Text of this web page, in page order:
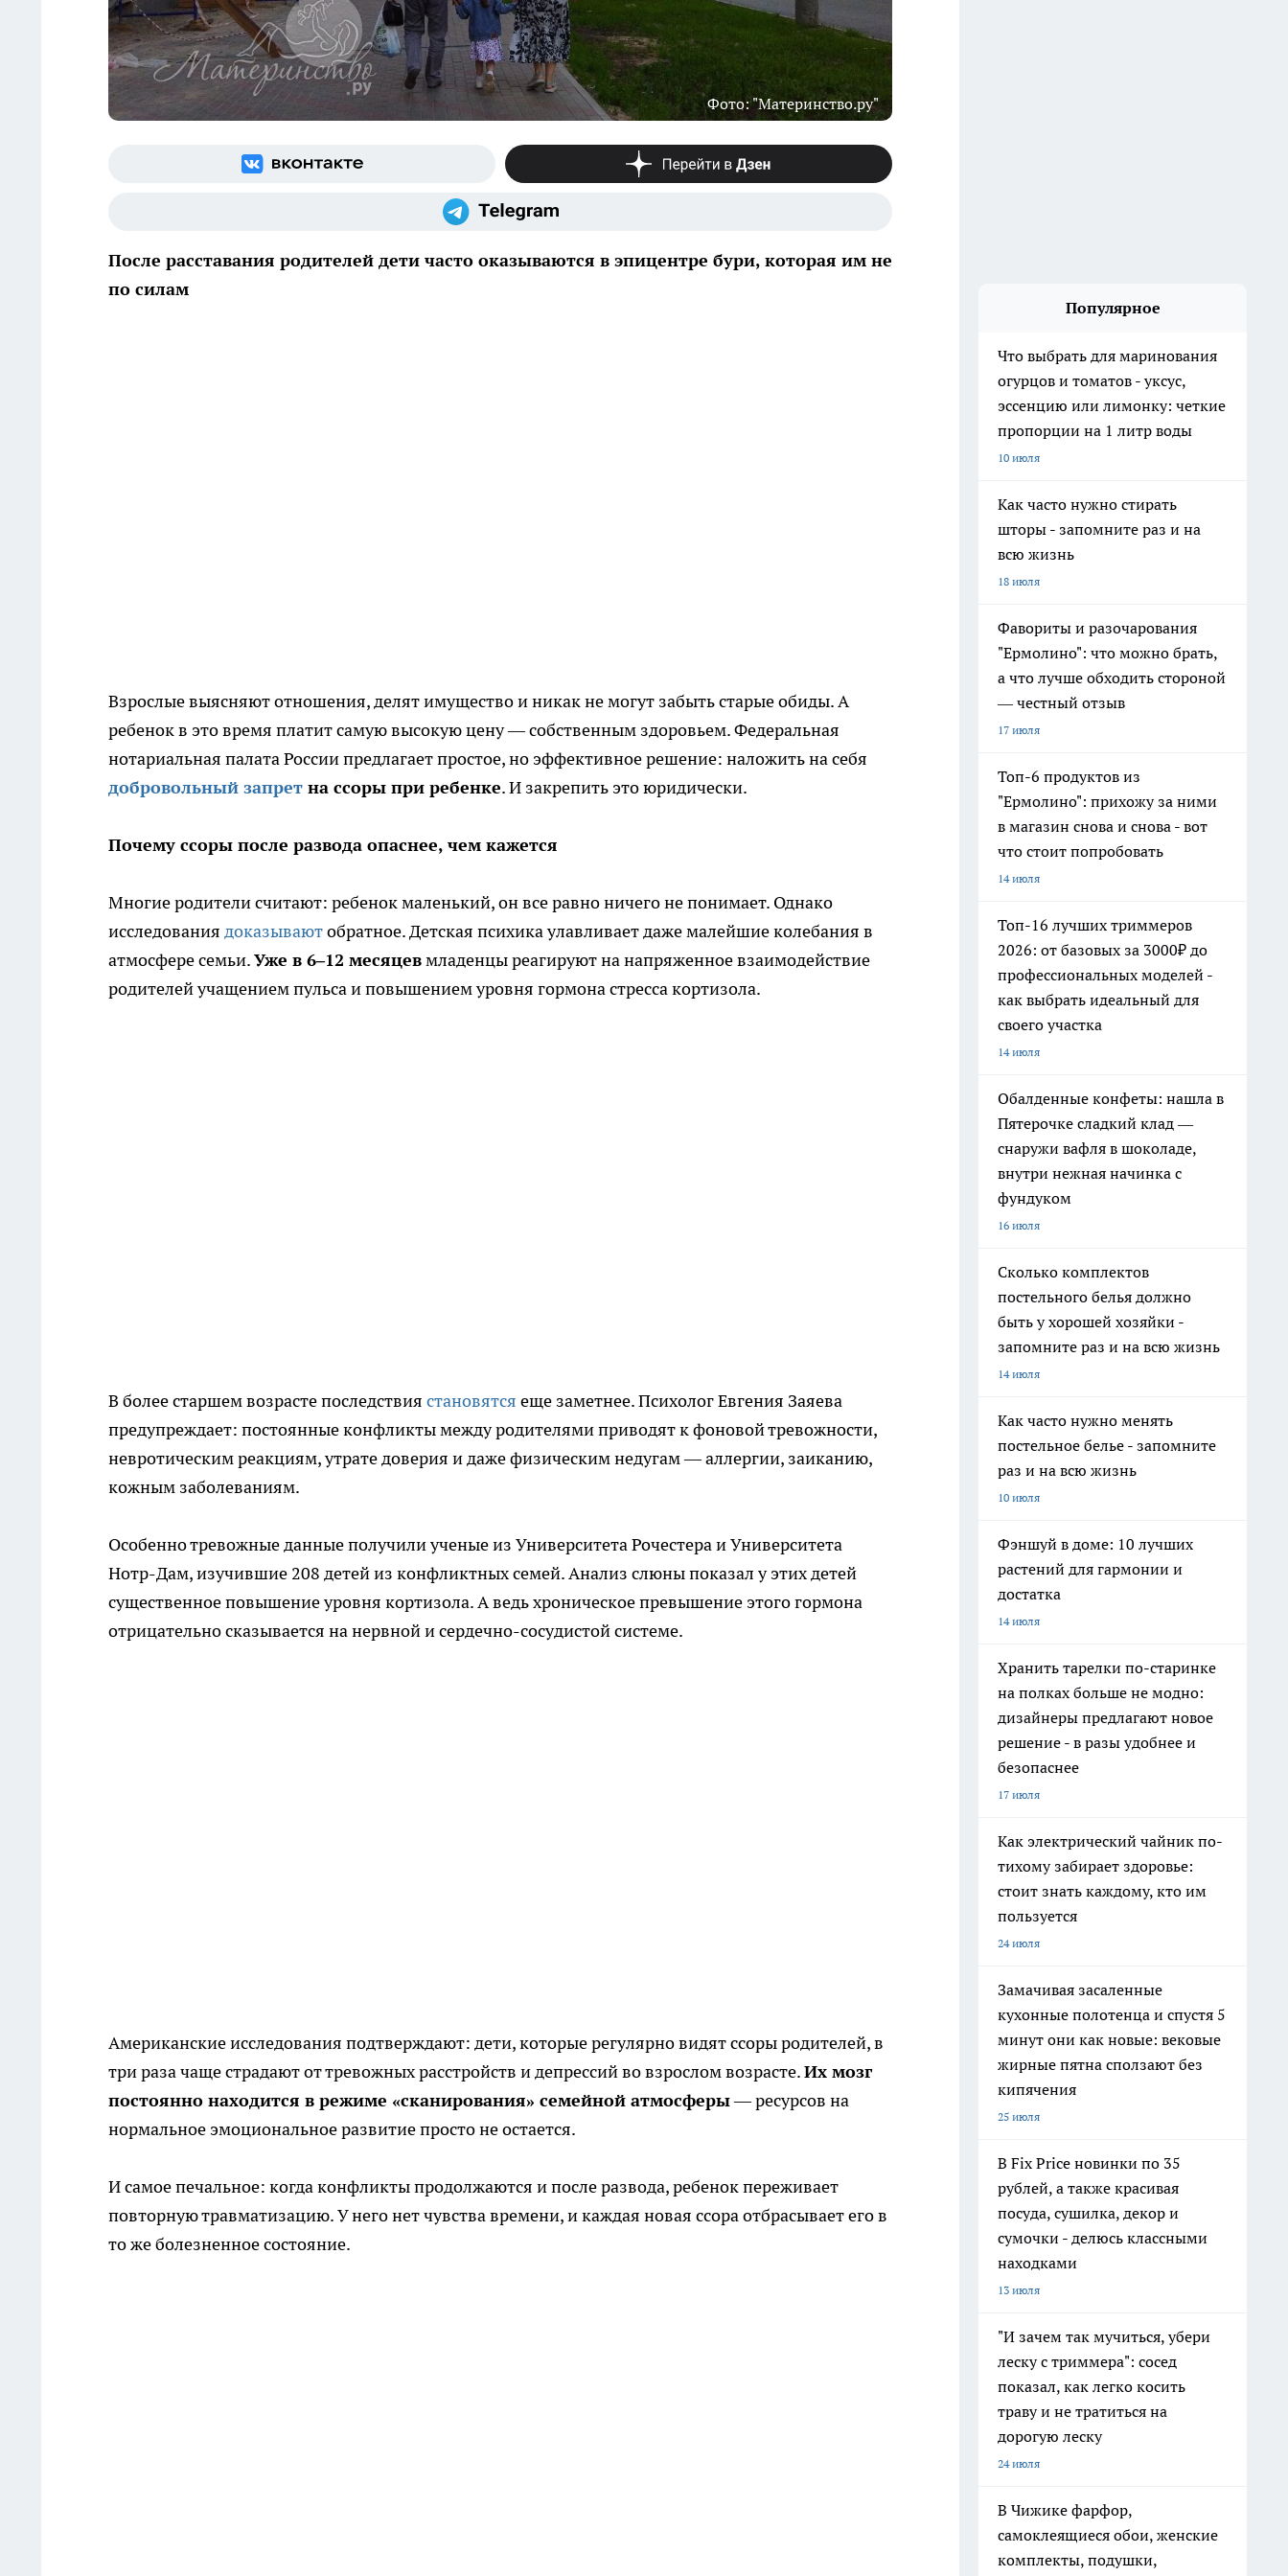
Фото: "Материнство.ру"
После расставания родителей дети часто оказываются в эпицентре бури, которая им не
по силам
Взрослые выясняют отношения, делят имущество и никак не могут забыть старые обиды. А
ребенок в это время платит самую высокую цену — собственным здоровьем. Федеральная
нотариальная палата России предлагает простое, но эффективное решение: наложить на себя
добровольный запрет на ссоры при ребенке. И закрепить это юридически.
Почему ссоры после развода опаснее, чем кажется
Многие родители считают: ребенок маленький, он все равно ничего не понимает. Однако
исследования доказываютобратное. Детская психика улавливает даже малейшие колебания в
атмосфере семьи.Уже в 6–12 месяцевмладенцы реагируют на напряженное взаимодействие
родителей учащением пульса и повышением уровня гормона стресса кортизола.
В более старшем возрасте последствия становятся еще заметнее. Психолог Евгения Заяева
предупреждает: постоянные конфликты между родителями приводят к фоновой тревожности,
невротическим реакциям, утрате доверия и даже физическим недугам — аллергии, заиканию,
кожным заболеваниям.
Особенно тревожные данные получили ученые из Университета Рочестера и Университета
Нотр-Дам, изучившие 208 детей из конфликтных семей. Анализ слюны показал у этих детей
существенное повышение уровня кортизола. А ведь хроническое превышение этого гормона
отрицательно сказывается на нервной и сердечно-сосудистой системе.
Американские исследования подтверждают: дети, которые регулярно видят ссоры родителей, в
три раза чаще страдают от тревожных расстройств и депрессий во взрослом возрасте.Их мозг
постоянно находится в режиме «сканирования» семейной атмосферы— ресурсов на
нормальное эмоциональное развитие просто не остается.
И самое печальное: когда конфликты продолжаются и после развода, ребенок переживает
повторную травматизацию. У него нет чувства времени, и каждая новая ссора отбрасывает его в
то же болезненное состояние.
Популярное
Что выбрать для маринования
огурцов и томатов - уксус,
эссенцию или лимонку: четкие
пропорции на 1 литр воды
10 июля
Как часто нужно стирать
шторы - запомните раз и на
всю жизнь
18 июля
Фавориты и разочарования
"Ермолино": что можно брать,
а что лучше обходить стороной
— честный отзыв
17 июля
Топ-6 продуктов из
"Ермолино": прихожу за ними
в магазин снова и снова - вот
что стоит попробовать
14 июля
Топ-16 лучших триммеров
2026: от базовых за 3000₽ до
профессиональных моделей -
как выбрать идеальный для
своего участка
14 июля
Обалденные конфеты: нашла в
Пятерочке сладкий клад —
снаружи вафля в шоколаде,
внутри нежная начинка с
фундуком
16 июля
Сколько комплектов
постельного белья должно
быть у хорошей хозяйки -
запомните раз и на всю жизнь
14 июля
Как часто нужно менять
постельное белье - запомните
раз и на всю жизнь
10 июля
Фэншуй в доме: 10 лучших
растений для гармонии и
достатка
14 июля
Хранить тарелки по-старинке
на полках больше не модно:
дизайнеры предлагают новое
решение - в разы удобнее и
безопаснее
17 июля
Как электрический чайник по-
тихому забирает здоровье:
стоит знать каждому, кто им
пользуется
24 июля
Замачивая засаленные
кухонные полотенца и спустя 5
минут они как новые: вековые
жирные пятна сползают без
кипячения
25 июля
В Fix Price новинки по 35
рублей, а также красивая
посуда, сушилка, декор и
сумочки - делюсь классными
находками
13 июля
"И зачем так мучиться, убери
леску с триммера": сосед
показал, как легко косить
траву и не тратиться на
дорогую леску
24 июля
В Чижике фарфор,
самоклеящиеся обои, женские
комплекты, подушки,